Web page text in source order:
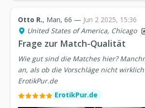
Otto R., Man, 66 — Jun 2 2025, 15:36
United States of America, Chicago
Frage zur Match-Qualität
Wie gut sind die Matches hier?
an, als ob die Vorschläge nicht
ErotikPur.de
ErotikPur.de